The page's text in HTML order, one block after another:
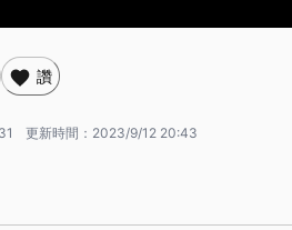
讚
更新時間： 2023/9/12 20:43